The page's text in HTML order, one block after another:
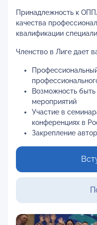
Принадлежность к
качества
квалификации
Членство в Лиге дает
Возможность
мероприятий
Участие в
конференциях в
Закрепление